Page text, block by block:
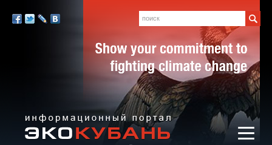
человек,
общество
Мы
Поиск